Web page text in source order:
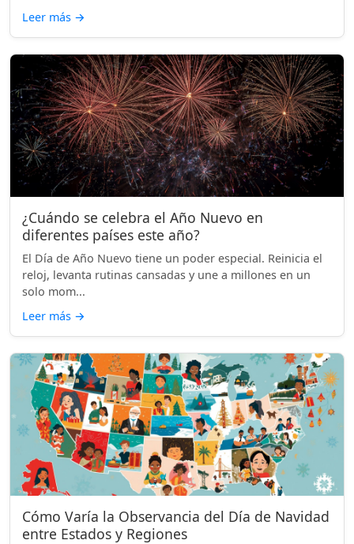
Leer más →
¿Cuándo se celebra el Año Nuevo en
diferentes países este año?
El Día de Año Nuevo tiene un poder especial. Reinicia el
reloj, levanta rutinas cansadas y une a millones en un
solo mom...
Leer más →
Cómo Varía la Observancia del Día de Navidad
entre Estados y Regiones